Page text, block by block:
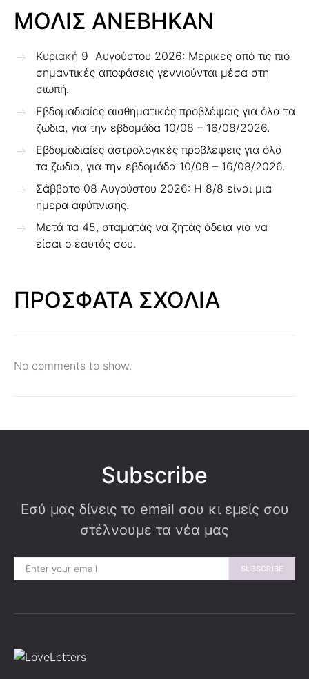
ΜΟΛΙΣ ΑΝΕΒΗΚΑΝ
Κυριακή 9 Αυγούστου 2026: Μερικές από τις πιο
σημαντικές αποφάσεις γεννιούνται μέσα στη
σιωπή.
Εβδομαδιαίες αισθηματικές προβλέψεις για όλα τα
ζώδια, για την εβδομάδα 10/08 – 16/08/2026.
Εβδομαδιαίες αστρολογικές προβλέψεις για όλα
τα ζώδια, για την εβδομάδα 10/08 – 16/08/2026.
Σάββατο 08 Αυγούστου 2026: Η 8/8 είναι μια
ημέρα αφύπνισης.
Μετά τα 45, σταματάς να ζητάς άδεια για να
είσαι ο εαυτός σου.
ΠΡΟΣΦΑΤΑ ΣΧΟΛΙΑ
No comments to show.
Subscribe
Εσύ μας δίνεις το email σου κι εμείς σου
στέλνουμε τα νέα μας
SUBSCRIBE